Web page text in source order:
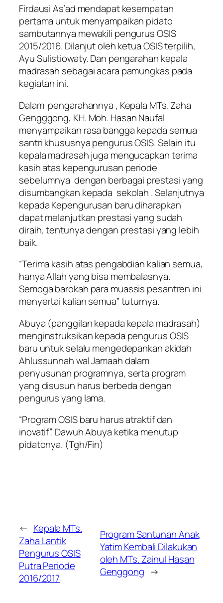
Firdausi As’ad mendapat kesempatan
pertama untuk menyampaikan pidato
sambutannya mewakili pengurus OSIS
2015/2016. Dilanjut oleh ketua OSIS terpilih,
Ayu Sulistiowaty. Dan pengarahan kepala
madrasah sebagai acara pamungkas pada
kegiatan ini.
Dalam pengarahannya , Kepala MTs. Zaha
Gengggong, KH. Moh. Hasan Naufal
menyampaikan rasa bangga kepada semua
santri khususnya pengurus OSIS. Selain itu
kepala madrasah juga mengucapkan terima
kasih atas kepengurusan periode
sebelumnya dengan berbagai prestasi yang
disumbangkan kepada sekolah . Selanjutnya
kepada Kepengurusan baru diharapkan
dapat melanjutkan prestasi yang sudah
diraih, tentunya dengan prestasi yang lebih
baik.
“Terima kasih atas pengabdian kalian semua,
hanya Allah yang bisa membalasnya.
Semoga barokah para muassis pesantren ini
menyertai kalian semua” tuturnya.
Abuya (panggilan kepada kepala madrasah)
menginstruksikan kepada pengurus OSIS
baru untuk selalu mengedepankan akidah
Ahlussunnah wal Jamaah dalam
penyusunan programnya, serta program
yang disusun harus berbeda dengan
pengurus yang lama.
“Program OSIS baru harus atraktif dan
inovatif”. Dawuh Abuya ketika menutup
pidatonya. (Tgh/Fin)
← Kepala MTs.
Zaha Lantik
Pengurus OSIS
Putra Periode
2016/2017
Program Santunan Anak
Yatim Kembali Dilakukan
oleh MTs. Zainul Hasan
Genggong →